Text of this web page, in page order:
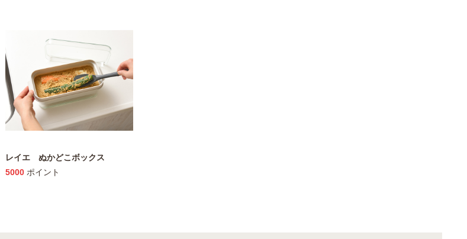
レイエ ぬかどこボックス
5000 ポイント